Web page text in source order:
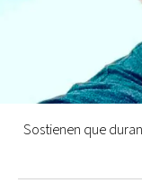
Sostienen que